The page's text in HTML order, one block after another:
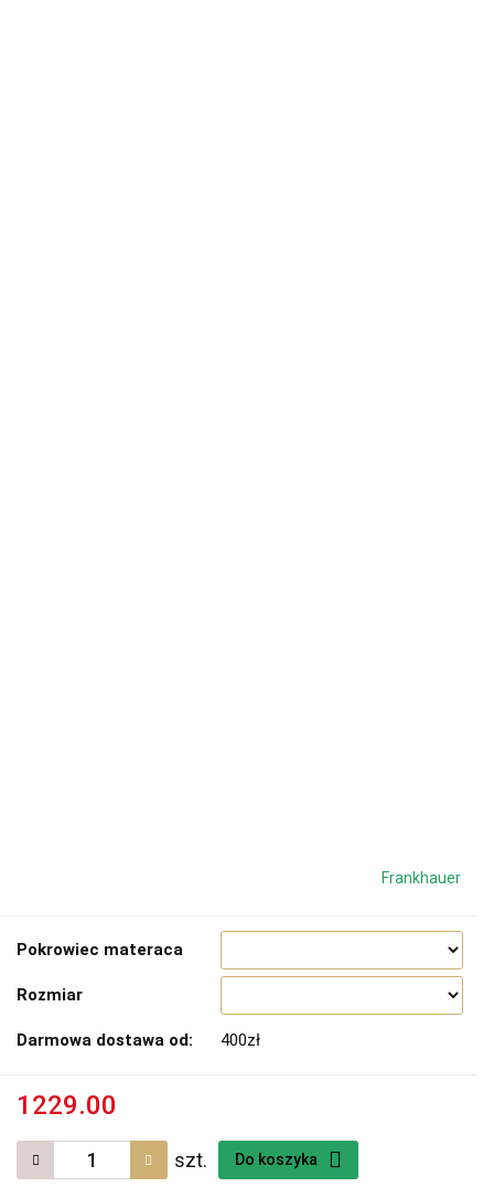
Frankhauer
Pokrowiec materaca
Rozmiar
Darmowa dostawa od: 400zł
1229.00
szt. Do koszyka